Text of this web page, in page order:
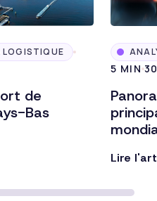
LOGISTIQUE
de
Bas
5 MIN
Lire